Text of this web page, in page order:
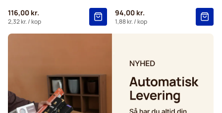
116,00 kr.
2,32 kr./ kop
94,00 kr.
1,88 kr./ kop